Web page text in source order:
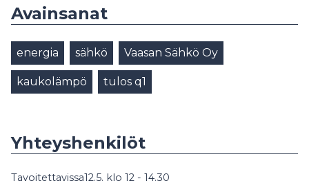
Avainsanat
energia sähkö Vaasan Sähkö Oy
kaukolämpö tulos q1
Yhteyshenkilöt
Tavoitettavissa12.5. klo 12 - 14.30